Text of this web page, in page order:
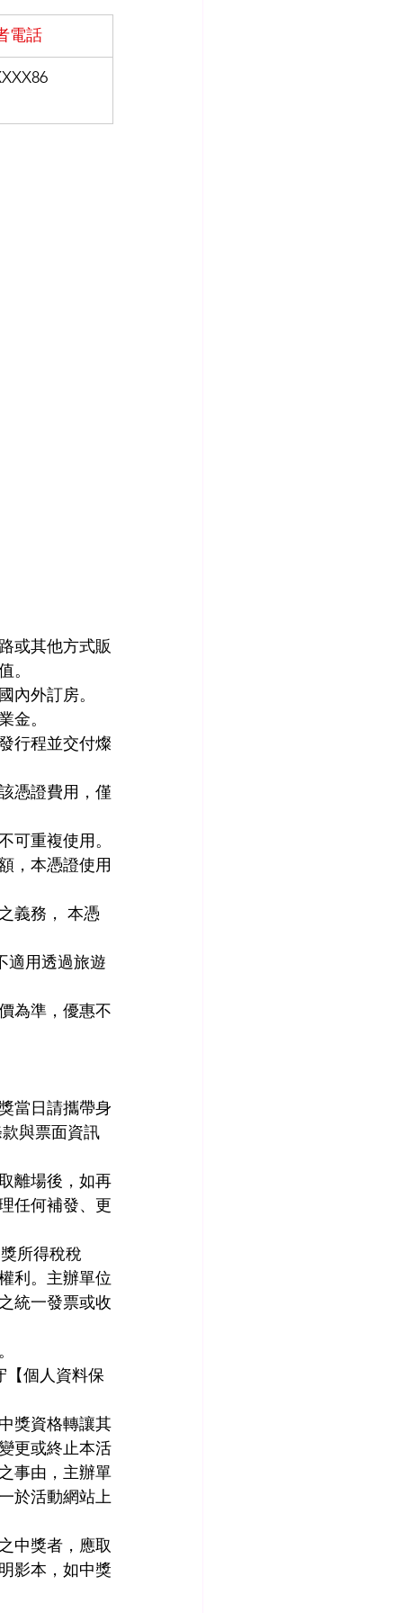
電話
或其他方式販
。
內外訂房。
金。
行程並交付燦
憑證費用，僅
可重複使用。
，本憑證使用
義務， 本憑
適用透過旅遊
為準，優惠不
當日請攜帶身
與票面資訊
離場後，如再
任何補發、更
所得稅稅
利。主辦單位
統一發票或收
【個人資料保
獎資格轉讓其
更或終止本活
事由，主辦單
於活動網站上
中獎者，應取
影本，如中獎